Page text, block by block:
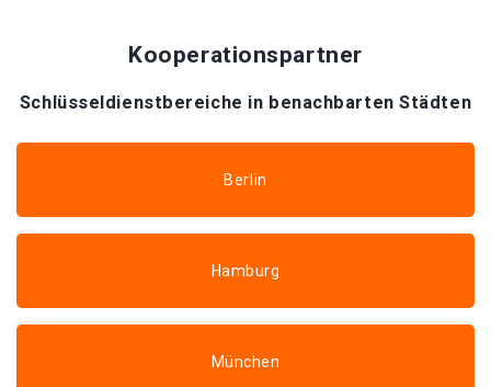
Kooperationspartner
Schlüsseldienstbereiche in benachbarten Städten
Berlin
Hamburg
München